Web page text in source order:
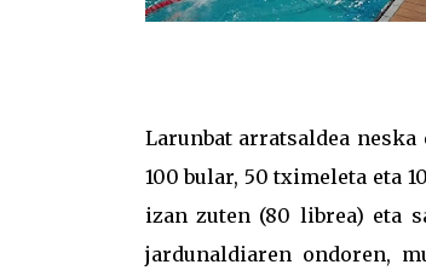
Larunbat arratsaldea
100 bular, 50 tximeleta eta
izan zuten (80 librea) eta
jardunaldiaren ondoren,